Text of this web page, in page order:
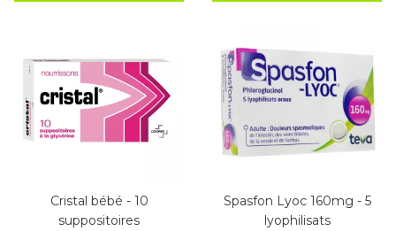
Cristal bébé - 10
suppositoires
Spasfon Lyoc 160mg - 5
lyophilisats